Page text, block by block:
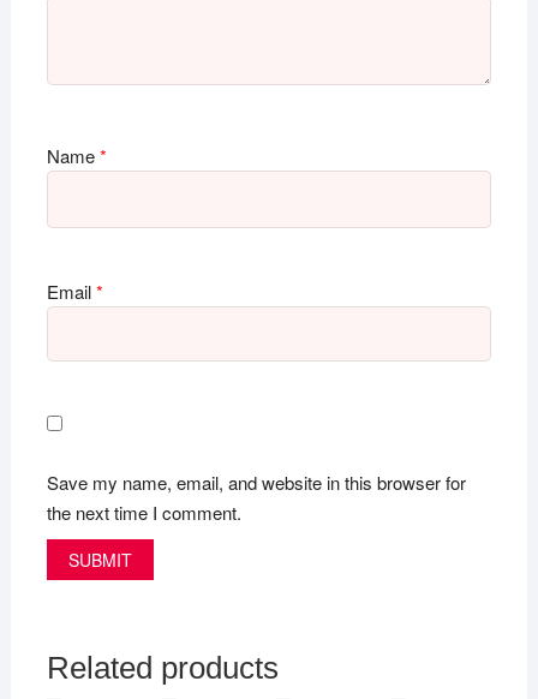
Name*
Email*
Save my name, email, and website in this browser for
the next time I comment.
Related products